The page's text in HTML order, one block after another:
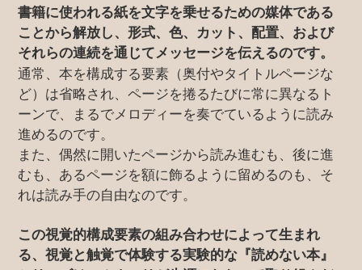
書籍に使われる紙を文字を乗せるための媒体である
ことから解放し、形式、色、カット、配置、および
それらの連続を通じてメッセージを伝えるのです。
通常、本を構成する要素（奥付やタイトルページな
ど）は省略され、ページを捲るたびに常に異なるト
ーンで、まるでメロディーを奏でているように読み
進めるのです。
また、偶然に開いたページから読み進むも、後に進
むも、あるページを額に飾るように留めるのも、そ
れは読み手の自由なのです。
この視覚的構成要素の組み合わせによって生まれ
る、視覚と触覚で体験する実験的な『読めない本』